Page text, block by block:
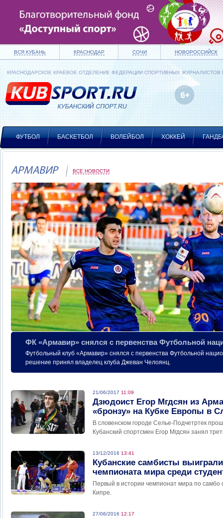
ВСЯ КУБАНЬ КРАСНОДАР СОЧИ НОВОРОССИЙСК
КРАСНОДАРСКОЕ КРАЕВОЕ ОТДЕЛЕНИЕ ФЕДЕРАЦИИ СПОРТИВНЫХ ЖУРНАЛИСТОВ
ФУТБОЛ БАСКЕТБОЛ ВОЛЕЙБОЛ ХОККЕЙ
АРМАВИР ВСЕ НОВОСТИ
ФК «Армавир» снялся с первенства Футбольной
Футбольный клуб «Армавир» снялся с первенства Футбольной
решение принял владелец клуба Джеван Челоянц.
21/06/2017 11:09
Дзюдоист Егор Мгдсян из
«бронзу» на Кубке Европы в
В словенском городе Селье-Подчетртек
Кубанский спортсмен Егор Мгдсян занял
13/12/2016 13:41
Кубанские самбисты
чемпионата мира среди
Первый в истории чемпионат мира по самбо
Кипре.
27/06/2016 12:17